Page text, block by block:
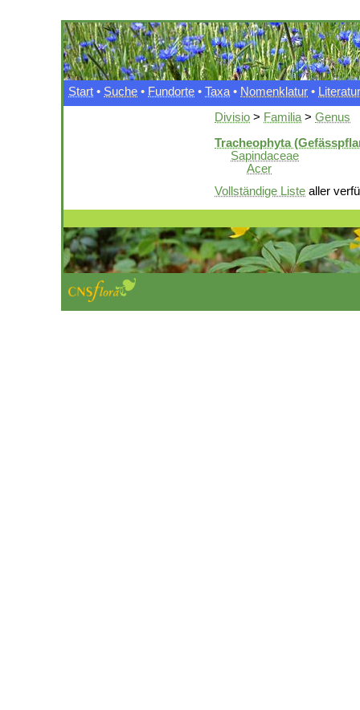
Start • Suche • Fundorte • Taxa • Nomenklatur • Literatur
Divisio > Familia > Genus
Tracheophyta
Sapindaceae
Acer
Vollständige Liste aller